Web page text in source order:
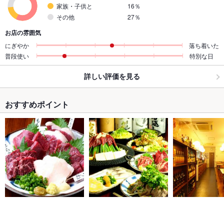
家族・子供と
16％
その他
27％
お店の雰囲気
にぎやか
落ち着いた
普段使い
特別な日
詳しい評価を見る
おすすめポイント